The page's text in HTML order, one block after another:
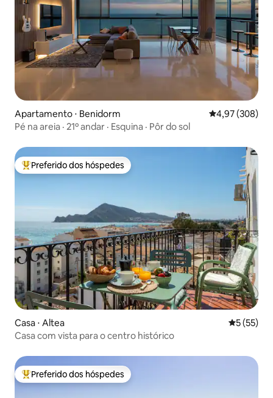
Apartamento ⋅ Benidorm 4,97 de uma
4,97 (308)
Pé na areia · 21º andar · Esquina · Pôr do sol
Entre os melhores preferidos dos hóspedes
Preferido dos hóspedes
Casa ⋅ Altea 5 de uma
5 (55)
Casa com vista para o centro histórico
Entre os melhores preferidos dos hóspedes
Preferido dos hóspedes